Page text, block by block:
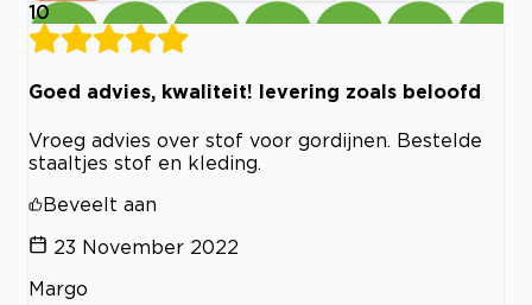
10
Goed advies, kwaliteit! levering zoals beloofd
Vroeg advies over stof voor gordijnen. Bestelde
staaltjes stof en kleding.
Beveelt aan
23 November 2022
Margo